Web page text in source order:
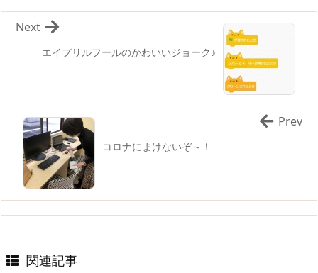
エイプリルフールのかわいいジョーク♪
Next
コロナにまけないぞ～！
Prev
関連記事